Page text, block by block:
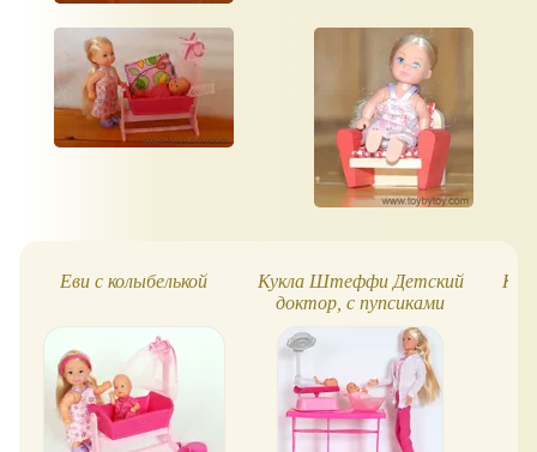
Еви с колыбелькой
Кукла Штеффи Детский
доктор, с пупсиками